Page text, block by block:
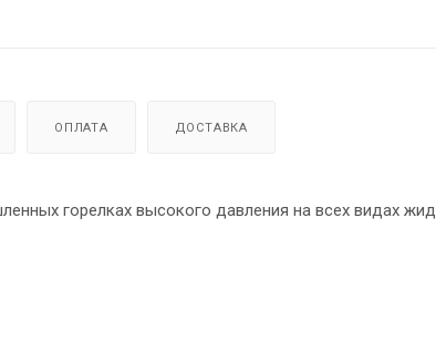
ОПЛАТА ДОСТАВКА
горелках высокого давления на всех видах